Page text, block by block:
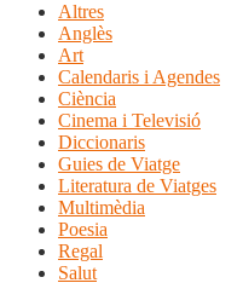
Altres
Anglès
Art
Calendaris i Agendes
Ciència
Cinema i Televisió
Diccionaris
Guies de Viatge
Literatura de Viatges
Multimèdia
Poesia
Regal
Salut